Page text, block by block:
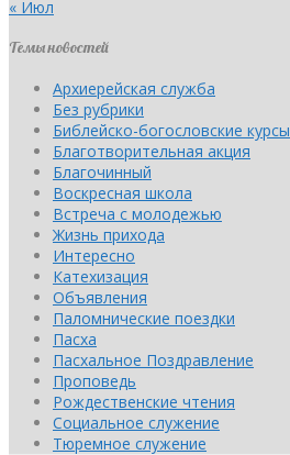
« Июл
Темы новостей
Архиерейская служба
Без рубрики
Библейско-богословские курсы
Благотворительная акция
Благочинный
Воскресная школа
Встреча с молодежью
Жизнь прихода
Интересно
Катехизация
Объявления
Паломнические поездки
Пасха
Пасхальное Поздравление
Проповедь
Рождественские чтения
Социальное служение
Тюремное служение